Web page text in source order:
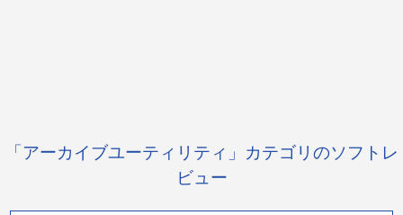
「アーカイブユーティリティ」カテゴリのソフトレ
ビュー